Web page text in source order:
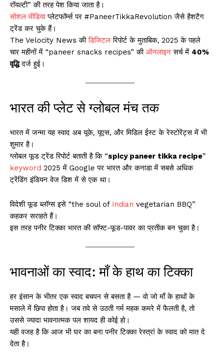
रॉयल्टी” की तरह पेश किया जाता है।
सोशल मीडियाप्लेटफॉर्म्स पर #PaneerTikkaRevolution जैसे हैशटैग
ट्रेंड कर चुके हैं।
The Velocity News कीडिजिटल रिपोर्ट के मुताबिक, 2025 के पहले
चार महीनों में “paneer snacks recipes” की ऑनलाइन सर्च में 40%
वृद्धिदर्ज हुई।
भारत की प्लेट से ग्लोबल मंच तक
भारत में जन्मा यह स्वाद अब यूके, यूएस, और मिडिल ईस्ट के रेस्टोरेंट्स में भी
शुमार है।
ग्लोबल फूड ट्रेंड रिपोर्ट बताती है कि “spicy paneer tikka recipe”
keyword 2025 में Google पर भारत और कनाडा में सबसे अधिक
ट्रेंडिंग इंडियन वेज डिश में से एक था।
विदेशी फूड ब्लॉग्स इसे “the soul of Indian vegetarian BBQ”
कहकर सराहते हैं।
इस तरह पनीर टिक्का भारत की सॉफ्ट-फूड-पावर का प्रतीक बन चुका है।
भावनाओं का स्वाद: माँ के हाथ का टिक्का
हर इंसान के भीतर एक स्वाद बचपन से बसता है — वो जो माँ के हाथों के
मसाले में छिपा होता है। जब तवे से उठती गर्म महक कमरे में फैलती है, तो
उससे ज्यादा भावनात्मक पल शायद ही कोई हो।
यही वजह है कि आज भी घर का बना पनीर टिक्का रेस्त्रां के स्वाद को मात दे
देता है।